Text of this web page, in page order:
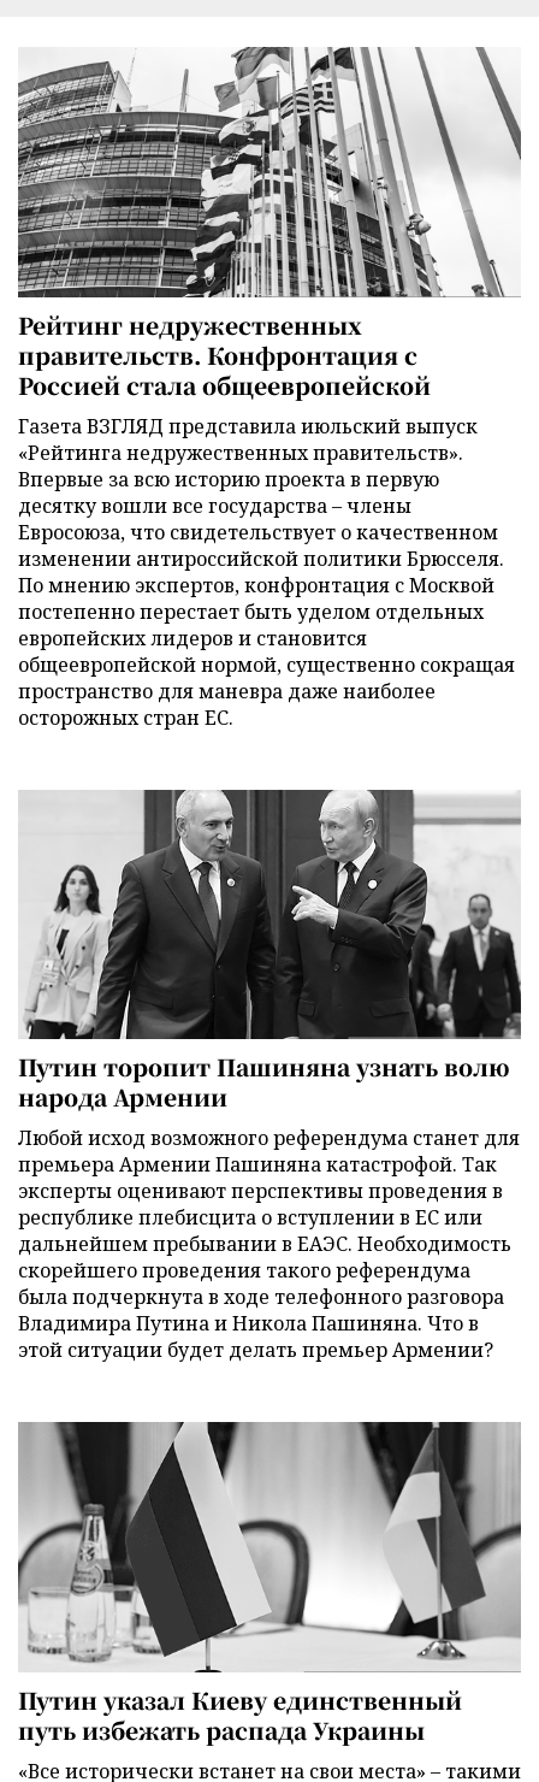
Рейтинг недружественных
правительств. Конфронтация с
Россией стала общеевропейской
Газета ВЗГЛЯД представила июльский выпуск
«Рейтинга недружественных правительств».
Впервые за всю историю проекта в первую
десятку вошли все государства – члены
Евросоюза, что свидетельствует о качественном
изменении антироссийской политики Брюсселя.
По мнению экспертов, конфронтация с Москвой
постепенно перестает быть уделом отдельных
европейских лидеров и становится
общеевропейской нормой, существенно сокращая
пространство для маневра даже наиболее
осторожных стран ЕС.
Путин торопит Пашиняна узнать волю
народа Армении
Любой исход возможного референдума станет для
премьера Армении Пашиняна катастрофой. Так
эксперты оценивают перспективы проведения в
республике плебисцита о вступлении в ЕС или
дальнейшем пребывании в ЕАЭС. Необходимость
скорейшего проведения такого референдума
была подчеркнута в ходе телефонного разговора
Владимира Путина и Никола Пашиняна. Что в
этой ситуации будет делать премьер Армении?
Путин указал Киеву единственный
путь избежать распада Украины
«Все исторически встанет на свои места» – такими